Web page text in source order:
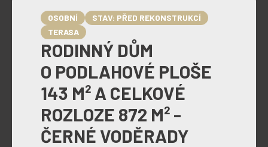
RODINNÝ DŮM
O PODLAHOVÉ PLOŠE
143 M² A CELKOVÉ
ROZLOZE 872 M² -
ČERNÉ VODĚRADY
OSOBNÍ
STAV: PŘED REKONSTRUKCÍ
TERASA